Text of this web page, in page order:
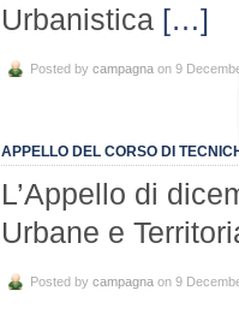
Urbanistica […]
Posted by campagna on 9
APPELLO DEL CORSO DI
L’Appello di
Urbane e
Posted by campagna on 9